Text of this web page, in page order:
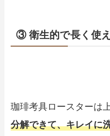
③ 衛生的で長く使
珈琲考具ロースターは
分解できて、キレイに